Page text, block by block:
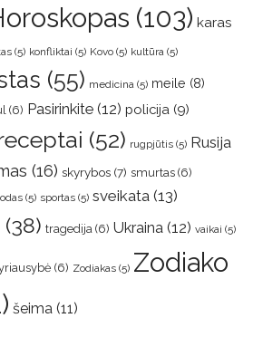
(103) karas
(5) konfliktai (5) Kovo (5) kultūra (5)
(55) medicina (5) meile (8)
(6) Pasirinkite (12) policija (9)
(52) rugpjūtis (5) Rusija
(16) skyrybos (7) smurtas (6)
(5) sportas (5) sveikata (13)
(38) tragedija (6) Ukraina (12) vaikai (5)
(6) Zodiakas (5) Zodiako
šeima (11)